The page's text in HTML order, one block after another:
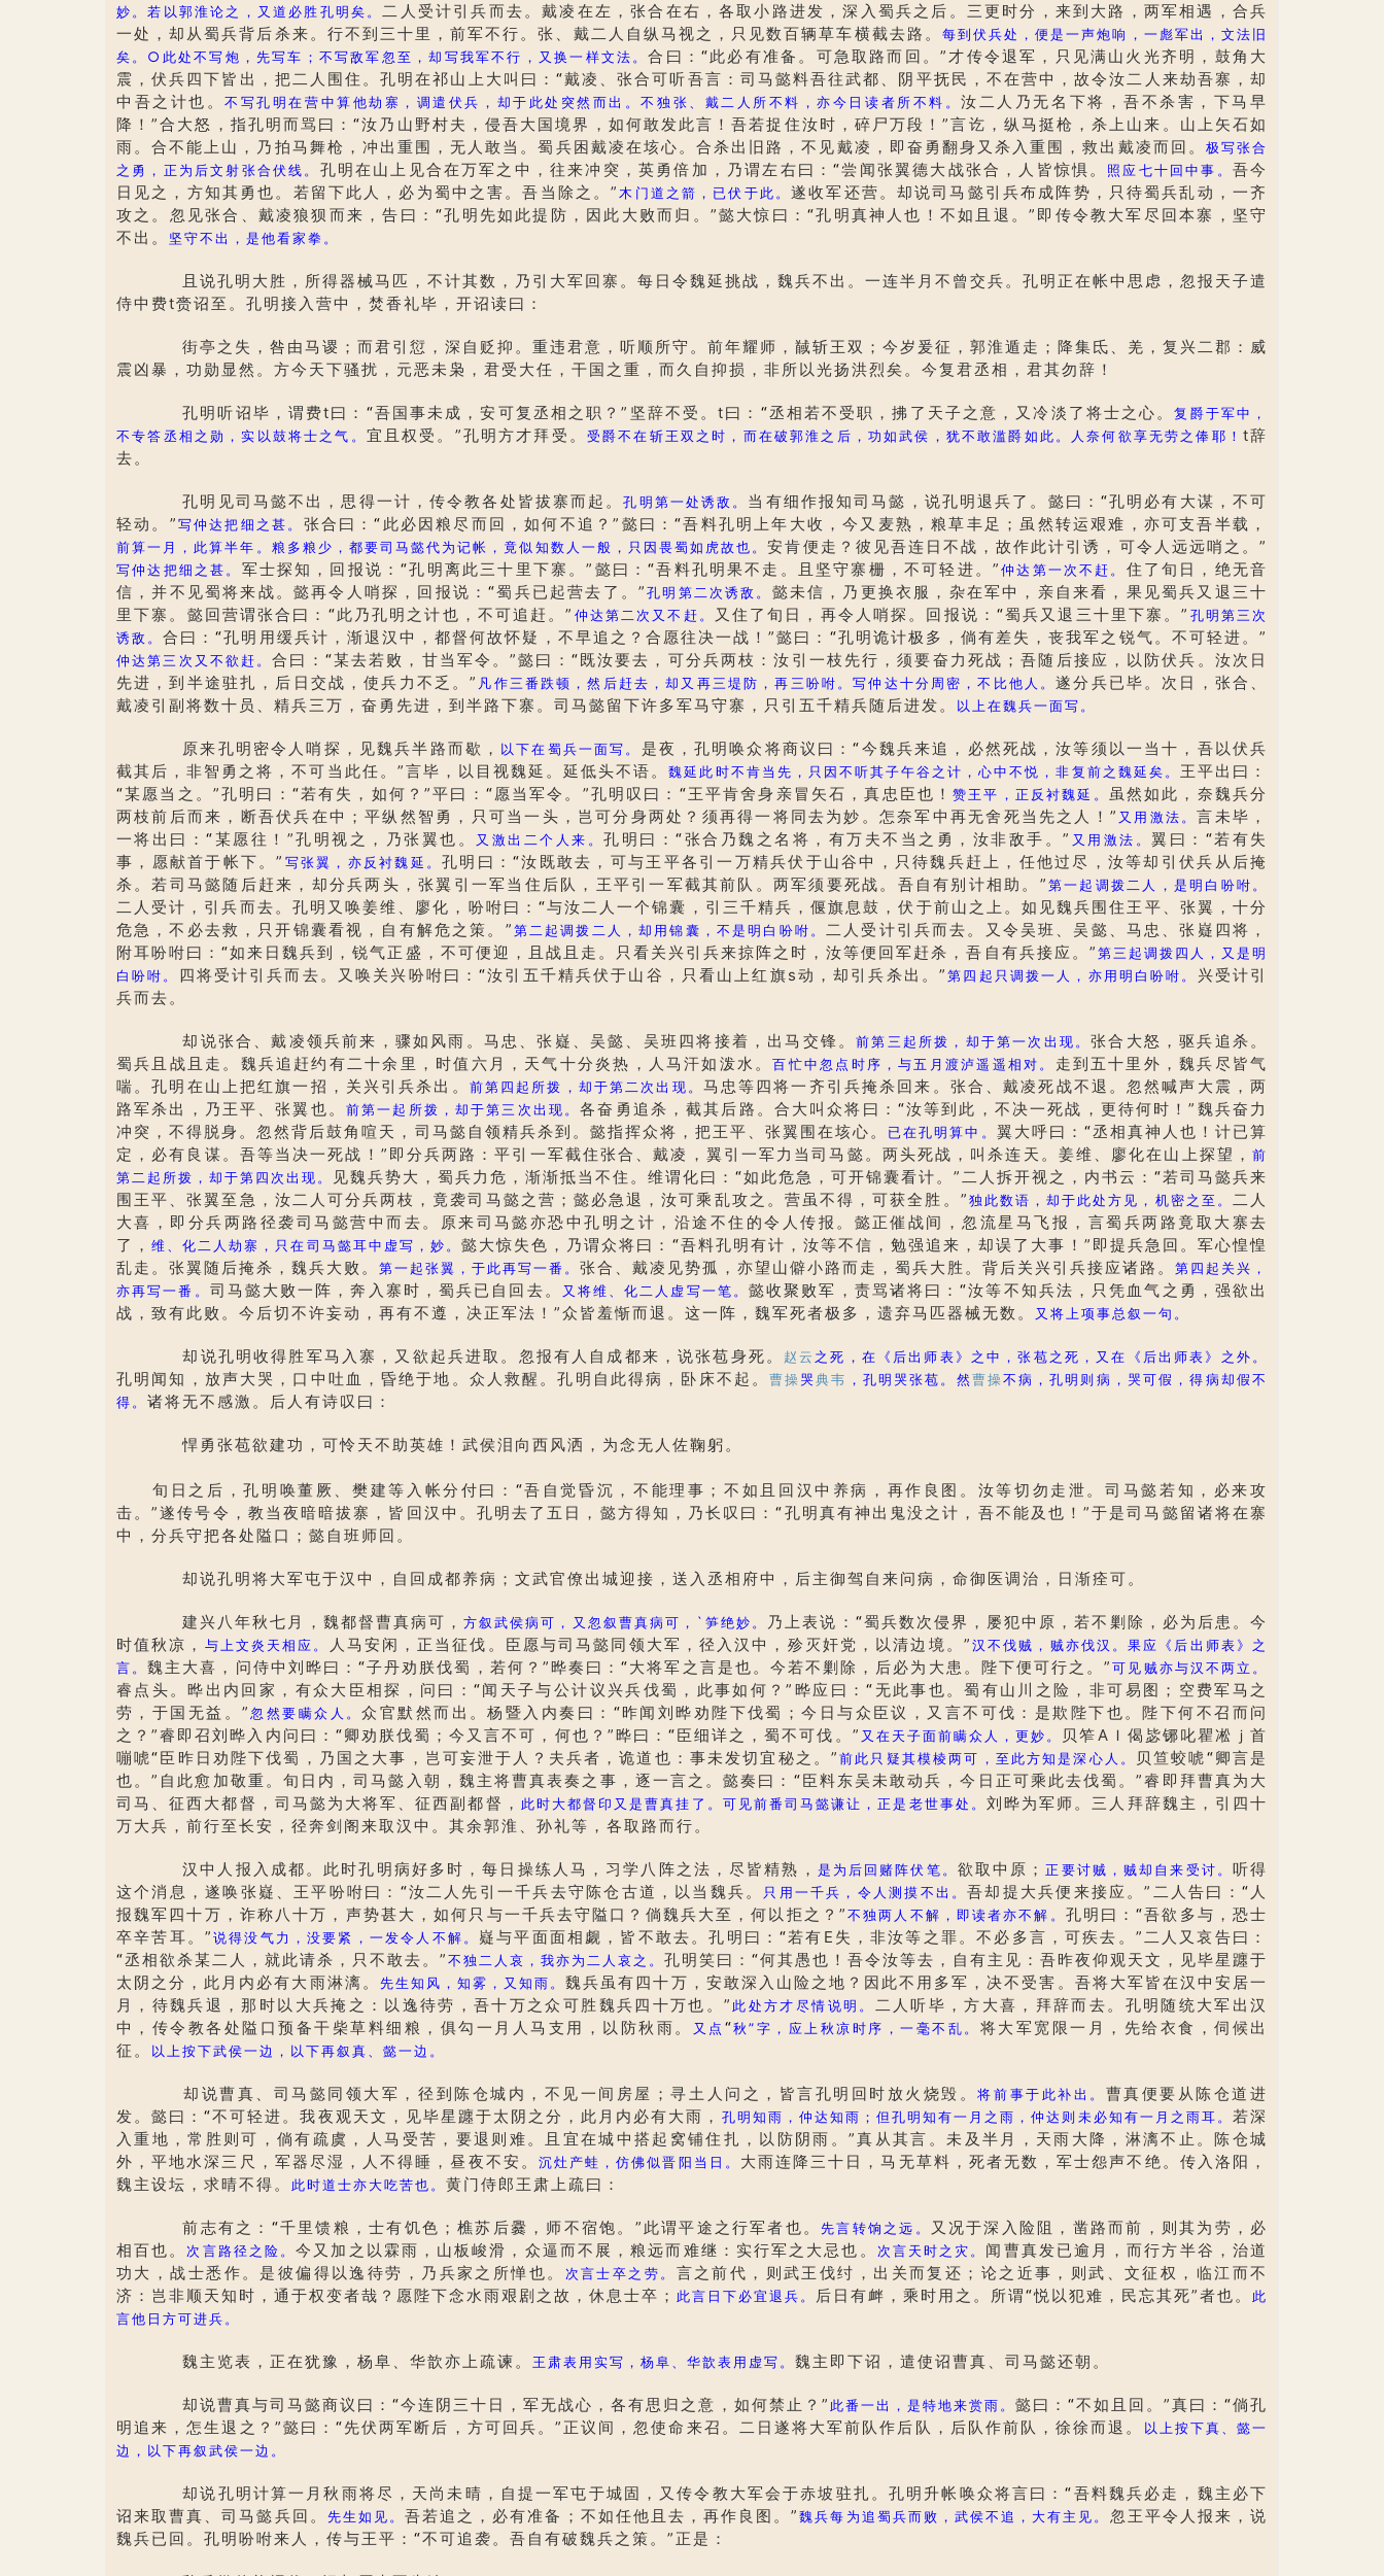
妙。若以郭淮论之，又道必胜孔明矣。 二人受计引兵而去。戴凌在左，张合在右，各取小路进发，深入蜀兵之后。三更时分，来到大路，两军相遇，合兵
一处，却从蜀兵背后杀来。行不到三十里，前军不行。张、戴二人自纵马视之，只见数百辆草车横截去路。
每到伏兵处，便是一声炮响，一彪军出，文法旧
矣。 ○ 此处不写炮，先写车；不写敌军忽至，却写我军不行，又换一样文法。合曰：“此必有准备。可急取路而回。”才传令退军，只见满山火光齐明，鼓角大
震，伏兵四下皆出，把二人围住。孔明在祁山上大叫曰： “戴凌、张合可听吾言：司马懿料吾往武都、阴平抚民，不在营中，故令汝二人来劫吾寨，却
中吾之计也。不写孔明在营中算他劫寨，调遣伏兵，却于此处突然而出。不独张、戴二人所不料，亦今日读者所不料。汝二人乃无名下将，吾不杀害，下马早
降！”合大怒，指孔明而骂曰：“汝乃山野村夫，侵吾大国境界，如何敢发此言！吾若捉住汝时，碎尸万段！”言讫，纵马挺枪，杀上山来。山上矢石如
雨。合不能上山，乃拍马舞枪，冲出重围，无人敢当。蜀兵困戴凌在垓心。合杀出旧路，不见戴凌，即奋勇翻身又杀入重围，救出戴凌而回。
极写张合
之勇，正为后文射张合伏线。 孔明在山上见合在万军之中，往来冲突，英勇倍加，乃谓左右曰：“尝闻张翼德大战张合，人皆惊惧。 照应七十回中事。 吾今
日见之，方知其勇也。若留下此人，必为蜀中之害。吾当除之。”木门道之箭，已伏于此。遂收军还营。却说司马懿引兵布成阵势，只待蜀兵乱动，一齐
攻之。忽见张合、戴凌狼狈而来，告曰：“孔明先如此提防，因此大败而归。”懿大惊曰：“孔明真神人也！不如且退。”即传令教大军尽回本寨，坚守
不出。
坚守不出，是他看家拳。
且说孔明大胜，所得器械马匹，不计其数，乃引大军回寨。每日令魏延挑战，魏兵不出。一连半月不曾交兵。孔明正在帐中思虑，忽报天子遣
侍中费t赍诏至。孔明接入营中，焚香礼毕，开诏读曰：
街亭之失，咎由马谡；而君引愆，深自贬抑。重违君意，听顺所守。前年耀师，馘斩王双；今岁爰征，郭淮遁走；降集氐、羌，复兴二郡：威
震凶暴，功勋显然。方今天下骚扰，元恶未枭，君受大任，干国之重，而久自抑损，非所以光扬洪烈矣。今复君丞相，君其勿辞！
孔明听诏毕，谓费t曰： “吾国事未成，安可复丞相之职？”坚辞不受。t曰： “丞相若不受职，拂了天子之意，又冷淡了将士之心。复爵于军中，
不专答丞相之勋，实以鼓将士之气。 宜且权受。”孔明方才拜受。 受爵不在斩王双之时，而在破郭淮之后，功如武侯，犹不敢滥爵如此。人奈何欲享无劳之俸耶！ t辞
去。
孔明见司马懿不出，思得一计，传令教各处皆拔寨而起。孔明第一处诱敌。 当有细作报知司马懿，说孔明退兵了。懿曰： “孔明必有大谋，不可
轻动。”写仲达把细之甚。 张合曰：“ 此必因粮尽而回，如何不追？”懿曰：“吾料孔明上年大收，今又麦熟，粮草丰足；虽然转运艰难，亦可支吾半载，
前算一月，此算半年。粮多粮少，都要司马懿代为记帐，竟似知数人一般，只因畏蜀如虎故也。安肯便走？彼见吾连日不战，故作此计引诱，可令人远远哨之。”
写仲达把细之甚。 军士探知，回报说：“孔明离此三十里下寨。”懿曰：“吾料孔明果不走。且坚守寨栅，不可轻进。”仲达第一次不赶。 住了旬日，绝无音
信，并不见蜀将来战。懿再令人哨探，回报说：“蜀兵已起营去了。”孔明第二次诱敌。 懿未信，乃更换衣服，杂在军中，亲自来看，果见蜀兵又退三十
里下寨。懿回营谓张合曰： “此乃孔明之计也，不可追赶。” 仲达第二次又不赶。 又住了旬日，再令人哨探。回报说： “蜀兵又退三十里下寨。” 孔明第三次
诱敌。合曰：“孔明用缓兵计，渐退汉中，都督何故怀疑，不早追之？合愿往决一战！”懿曰： “孔明诡计极多，倘有差失，丧我军之锐气。不可轻进。”
仲达第三次又不欲赶。合曰： “某去若败，甘当军令。”懿曰： “既汝要去，可分兵两枝：汝引一枝先行，须要奋力死战；吾随后接应，以防伏兵。汝次日
先进，到半途驻扎，后日交战，使兵力不乏。” 凡作三番跌顿，然后赶去，却又再三堤防，再三吩咐。写仲达十分周密，不比他人。遂分兵已毕。次日，张合、
戴凌引副将数十员、精兵三万，奋勇先进，到半路下寨。司马懿留下许多军马守寨，只引五千精兵随后进发。
以上在魏兵一面写。
原来孔明密令人哨探，见魏兵半路而歇， 以下在蜀兵一面写。 是夜，孔明唤众将商议曰：“今魏兵来追，必然死战，汝等须以一当十，吾以伏兵
截其后，非智勇之将，不可当此任。”言毕，以目视魏延。延低头不语。魏延此时不肯当先，只因不听其子午谷之计，心中不悦，非复前之魏延矣。 王平出曰：
“某愿当之。”孔明曰： “若有失，如何？”平曰： “愿当军令。”孔明叹曰： “王平肯舍身亲冒矢石，真忠臣也！赞王平，正反衬魏延。 虽然如此，奈魏兵分
两枝前后而来，断吾伏兵在中；平纵然智勇，只可当一头，岂可分身两处？须再得一将同去为妙。怎奈军中再无舍死当先之人！” 又用激法。言未毕，
一将出曰：“某愿往！”孔明视之，乃张翼也。 又激出二个人来。孔明曰：“张合乃魏之名将，有万夫不当之勇，汝非敌手。” 又用激法。 翼曰： “若有失
事，愿献首于帐下。” 写张翼，亦反衬魏延。孔明曰：“汝既敢去，可与王平各引一万精兵伏于山谷中，只待魏兵赶上，任他过尽，汝等却引伏兵从后掩
杀。若司马懿随后赶来，却分兵两头，张翼引一军当住后队，王平引一军截其前队。两军须要死战。吾自有别计相助。”第一起调拨二人，是明白吩咐。
二人受计，引兵而去。孔明又唤姜维、廖化，吩咐曰： “与汝二人一个锦囊，引三千精兵，偃旗息鼓，伏于前山之上。如见魏兵围住王平、张翼，十分
危急，不必去救，只开锦囊看视，自有解危之策。”第二起调拨二人，却用锦囊，不是明白吩咐。 二人受计引兵而去。又令吴班、吴懿、马忠、张嶷四将，
附耳吩咐曰：“如来日魏兵到，锐气正盛，不可便迎，且战且走。只看关兴引兵来掠阵之时，汝等便回军赶杀，吾自有兵接应。”第三起调拨四人，又是明
白吩咐。 四将受计引兵而去。又唤关兴吩咐曰：“汝引五千精兵伏于山谷，只看山上红旗s动，却引兵杀出。”第四起只调拨一人，亦用明白吩咐。 兴受计引
兵而去。
却说张合、戴凌领兵前来，骤如风雨。马忠、张嶷、吴懿、吴班四将接着，出马交锋。前第三起所拨，却于第一次出现。张合大怒，驱兵追杀。
蜀兵且战且走。魏兵追赶约有二十余里，时值六月，天气十分炎热，人马汗如泼水。百忙中忽点时序，与五月渡泸遥遥相对。 走到五十里外，魏兵尽皆气
喘。孔明在山上把红旗一招，关兴引兵杀出。
前第四起所拨，却于第二次出现。 马忠等四将一齐引兵掩杀回来。张合、戴凌死战不退。忽然喊声大震，两
路军杀出，乃王平、张翼也。 前第一起所拨，却于第三次出现。各奋勇追杀，截其后路。合大叫众将曰： “汝等到此，不决一死战，更待何时！”魏兵奋力
冲突，不得脱身。忽然背后鼓角喧天，司马懿自领精兵杀到。懿指挥众将，把王平、张翼围在垓心。
已在孔明算中。 翼大呼曰： “丞相真神人也！计已算
定，必有良谋。吾等当决一死战！”即分兵两路：平引一军截住张合、戴凌，翼引一军力当司马懿。两头死战，叫杀连天。姜维、廖化在山上探望， 前
第二起所拨，却于第四次出现。
见魏兵势大，蜀兵力危，渐渐抵当不住。维谓化曰： “如此危急，可开锦囊看计。”二人拆开视之，内书云： “若司马懿兵来
围王平、张翼至急，汝二人可分兵两枝，竟袭司马懿之营；懿必急退，汝可乘乱攻之。营虽不得，可获全胜。”独此数语，却于此处方见，机密之至。 二人
大喜，即分兵两路径袭司马懿营中而去。原来司马懿亦恐中孔明之计，沿途不住的令人传报。懿正催战间，忽流星马飞报，言蜀兵两路竟取大寨去
了，维、化二人劫寨，只在司马懿耳中虚写，妙。 懿大惊失色，乃谓众将曰： “吾料孔明有计，汝等不信，勉强追来，却误了大事！”即提兵急回。军心惶惶
乱走。张翼随后掩杀，魏兵大败。 第一起张翼，于此再写一番。 张合、戴凌见势孤，亦望山僻小路而走，蜀兵大胜。背后关兴引兵接应诸路。 第四起关兴，
亦再写一番。 司马懿大败一阵，奔入寨时，蜀兵已自回去。 又将维、化二人虚写一笔。 懿收聚败军，责骂诸将曰：“汝等不知兵法，只凭血气之勇，强欲出
战，致有此败。今后切不许妄动，再有不遵，决正军法！”众皆羞惭而退。这一阵，魏军死者极多，遗弃马匹器械无数。
又将上项事总叙一句。
却说孔明收得胜军马入寨，又欲起兵进取。忽报有人自成都来，说张苞身死。 赵云 之死，在《后出师表》之中，张苞之死，又在《后出师表》之外。
孔明闻知，放声大哭，口中吐血，昏绝于地。众人救醒。孔明自此得病，卧床不起。曹操哭典韦 ，孔明哭张苞。然曹操不病，孔明则病，哭可假，得病却假不
得。 诸将无不感激。后人有诗叹曰：
悍勇张苞欲建功，可怜天不助英雄！武侯泪向西风洒，为念无人佐鞠躬。
旬日之后，孔明唤董厥、樊建等入帐分付曰： “吾自觉昏沉，不能理事；不如且回汉中养病，再作良图。汝等切勿走泄。司马懿若知，必来攻
击。”遂传号令，教当夜暗暗拔寨，皆回汉中。孔明去了五日，懿方得知，乃长叹曰：“孔明真有神出鬼没之计，吾不能及也！”于是司马懿留诸将在寨
中，分兵守把各处隘口；懿自班师回。
却说孔明将大军屯于汉中，自回成都养病；文武官僚出城迎接，送入丞相府中，后主御驾自来问病，命御医调治，日渐痊可。
建兴八年秋七月，魏都督曹真病可，方叙武侯病可，又忽叙曹真病可，`笋绝妙。 乃上表说： “蜀兵数次侵界，屡犯中原，若不剿除，必为后患。今
时值秋凉， 与上文炎天相应。 人马安闲，正当征伐。臣愿与司马懿同领大军，径入汉中，殄灭奸党，以清边境。”汉不伐贼，贼亦伐汉。果应《后出师表》之
言。魏主大喜，问侍中刘晔曰：“子丹劝朕伐蜀，若何？”晔奏曰：“大将军之言是也。今若不剿除，后必为大患。陛下便可行之。”可见贼亦与汉不两立。
睿点头。晔出内回家，有众大臣相探，问曰：“闻天子与公计议兴兵伐蜀，此事如何？”晔应曰：“无此事也。蜀有山川之险，非可易图；空费军马之
劳，于国无益。”忽然要瞒众人。众官默然而出。杨暨入内奏曰： “昨闻刘晔劝陛下伐蜀；今日与众臣议，又言不可伐：是欺陛下也。陛下何不召而问
之？”睿即召刘晔入内问曰： “卿劝朕伐蜀；今又言不可，何也？”晔曰： “臣细详之，蜀不可伐。” 又在天子面前瞒众人，更妙。
贝笮ΑＩ偈毖铘叱瞿凇ｊ首
嘣唬“臣昨日劝陛下伐蜀，乃国之大事，岂可妄泄于人？夫兵者，诡道也：事未发切宜秘之。”前此只疑其模棱两可，至此方知是深心人。 贝笪蛟唬“卿言是
也。”自此愈加敬重。旬日内，司马懿入朝，魏主将曹真表奏之事，逐一言之。懿奏曰： “臣料东吴未敢动兵，今日正可乘此去伐蜀。”睿即拜曹真为大
司马、征西大都督，司马懿为大将军、征西副都督， 此时大都督印又是曹真挂了。可见前番司马懿谦让，正是老世事处。 刘晔为军师。三人拜辞魏主，引四十
万大兵，前行至长安，径奔剑阁来取汉中。其余郭淮、孙礼等，各取路而行。
汉中人报入成都。此时孔明病好多时，每日操练人马，习学八阵之法，尽皆精熟， 是为后回赌阵伏笔。 欲取中原；正要讨贼，贼却自来受讨。 听得
这个消息，遂唤张嶷、王平吩咐曰： “汝二人先引一千兵去守陈仓古道，以当魏兵。 只用一千兵，令人测摸不出。吾却提大兵便来接应。”二人告曰： “ 人
报魏军四十万，诈称八十万，声势甚大，如何只与一千兵去守隘口？倘魏兵大至，何以拒之？”不独两人不解，即读者亦不解。 孔明曰：“吾欲多与，恐士
卒辛苦耳。”说得没气力，没要紧，一发令人不解。 嶷与平面面相觑，皆不敢去。孔明曰：“若有E失，非汝等之罪。不必多言，可疾去。”二人又哀告曰：
“丞相欲杀某二人，就此请杀，只不敢去。”不独二人哀，我亦为二人哀之。 孔明笑曰： “何其愚也！吾令汝等去，自有主见：吾昨夜仰观天文，见毕星躔于
太阴之分，此月内必有大雨淋漓。
先生知风，知雾，又知雨。魏兵虽有四十万，安敢深入山险之地？因此不用多军，决不受害。吾将大军皆在汉中安居一
月，待魏兵退，那时以大兵掩之：以逸待劳，吾十万之众可胜魏兵四十万也。” 此处方才尽情说明。 二人听毕，方大喜，拜辞而去。孔明随统大军出汉
中，传令教各处隘口预备干柴草料细粮，俱勾一月人马支用，以防秋雨。
又点 “秋”字，应上秋凉时序，一毫不乱。 将大军宽限一月，先给衣食，伺候出
征。
以上按下武侯一边，以下再叙真、懿一边。
却说曹真、司马懿同领大军，径到陈仓城内，不见一间房屋；寻土人问之，皆言孔明回时放火烧毁。将前事于此补出。 曹真便要从陈仓道进
发。懿曰：“不可轻进。我夜观天文，见毕星躔于太阴之分，此月内必有大雨， 孔明知雨，仲达知雨；但孔明知有一月之雨，仲达则未必知有一月之雨耳。 若深
入重地，常胜则可，倘有疏虞，人马受苦，要退则难。且宜在城中搭起窝铺住扎，以防阴雨。”真从其言。未及半月，天雨大降，淋漓不止。陈仓城
外，平地水深三尺，军器尽湿，人不得睡，昼夜不安。
沉灶产蛙，仿佛似晋阳当日。 大雨连降三十日，马无草料，死者无数，军士怨声不绝。传入洛阳，
魏主设坛，求晴不得。
此时道士亦大吃苦也。 黄门侍郎王肃上疏曰：
前志有之： “千里馈粮，士有饥色；樵苏后爨，师不宿饱。”此谓平途之行军者也。先言转饷之远。
又况于深入险阻，凿路而前，则其为劳，必
相百也。次言路径之险。今又加之以霖雨，山板峻滑，众逼而不展，粮远而难继：实行军之大忌也。 次言天时之灾。 闻曹真发已逾月，而行方半谷，治道
功大，战士悉作。是彼偏得以逸待劳，乃兵家之所惮也。
次言士卒之劳。 言之前代，则武王伐纣，出关而复还；论之近事，则武、文征权，临江而不
济：岂非顺天知时，通于权变者哉？愿陛下念水雨艰剧之故，休息士卒； 此言日下必宜退兵。 后日有衅，乘时用之。所谓“悦以犯难，民忘其死”者也。
此
言他日方可进兵。
魏主览表，正在犹豫，杨阜、华歆亦上疏谏。 王肃表用实写，杨阜、华歆表用虚写。 魏主即下诏，遣使诏曹真、司马懿还朝。
却说曹真与司马懿商议曰：“今连阴三十日，军无战心，各有思归之意，如何禁止？” 此番一出，是特地来赏雨。 懿曰： “不如且回。”真曰： “倘孔
明追来，怎生退之？”懿曰： “先伏两军断后，方可回兵。”正议间，忽使命来召。二日遂将大军前队作后队，后队作前队，徐徐而退。
以上按下真、懿一
边，以下再叙武侯一边。
却说孔明计算一月秋雨将尽，天尚未晴，自提一军屯于城固，又传令教大军会于赤坡驻扎。孔明升帐唤众将言曰：“吾料魏兵必走，魏主必下
诏来取曹真、司马懿兵回。
先生如见。吾若追之，必有准备；不如任他且去，再作良图。”魏兵每为追蜀兵而败，武侯不追，大有主见。 忽王平令人报来，说
魏兵已回。孔明吩咐来人，传与王平： “不可追袭。吾自有破魏兵之策。”正是：